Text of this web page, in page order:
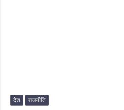
देश राजनीति